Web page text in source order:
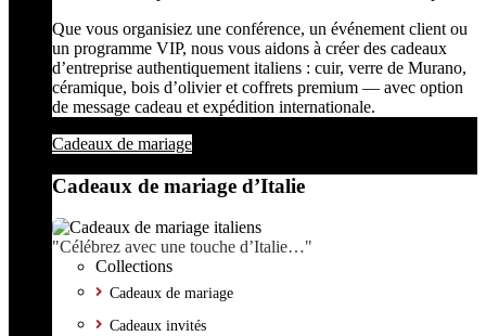
Que vous organisiez une conférence, un événement client ou
un programme VIP, nous vous aidons à créer des cadeaux
d’entreprise authentiquement italiens : cuir, verre de Murano,
céramique, bois d’olivier et coffrets premium — avec option
de message cadeau et expédition internationale.
Cadeaux de mariage
Cadeaux de mariage d’Italie
"Célébrez avec une touche d’Italie…"
Collections
Cadeaux de mariage
Cadeaux invités